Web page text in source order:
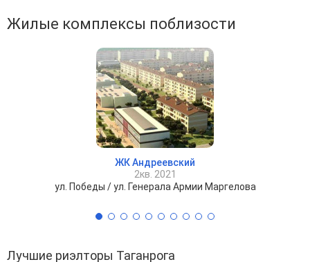
Жилые комплексы поблизости
ЖК Андреевский
2кв. 2021
ул. Победы / ул. Генерала Армии Маргелова
Лучшие риэлторы Таганрога